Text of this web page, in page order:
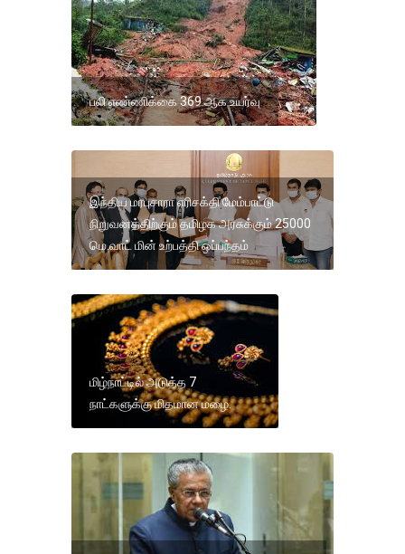
பலி எண்ணிக்கை 369 ஆக உயர்வு
இந்திய மரபுசாரா எரிசக்தி மேம்பாட்டு
நிறுவனத்திற்கும் தமிழக அரசுக்கும் 25000
மெ.வாட் மின் உற்பத்தி ஒப்பந்தம்
மிழ்நாட்டில் அடுத்த 7
நாட்களுக்கு மிதமான மழை.